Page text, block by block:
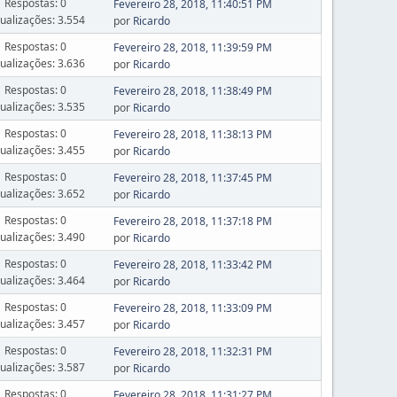
3.554
Fevereiro 28, 2018, 11:40:51 PM
por Ricardo
Respostas: 0
3.636
Fevereiro 28, 2018, 11:39:59 PM
por Ricardo
Respostas: 0
3.535
Fevereiro 28, 2018, 11:38:49 PM
por Ricardo
Respostas: 0
3.455
Fevereiro 28, 2018, 11:38:13 PM
por Ricardo
Respostas: 0
3.652
Fevereiro 28, 2018, 11:37:45 PM
por Ricardo
Respostas: 0
3.490
Fevereiro 28, 2018, 11:37:18 PM
por Ricardo
Respostas: 0
3.464
Fevereiro 28, 2018, 11:33:42 PM
por Ricardo
Respostas: 0
3.457
Fevereiro 28, 2018, 11:33:09 PM
por Ricardo
Respostas: 0
3.587
Fevereiro 28, 2018, 11:32:31 PM
por Ricardo
Respostas: 0